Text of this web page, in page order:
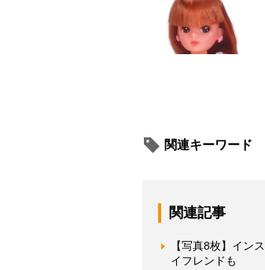
関連キーワード
関連記事
【写真8枚】イン
イフレンドも